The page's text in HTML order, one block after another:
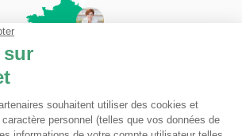
Pharmacie du Bizet
Licence ARS : 590009874
Licence Ordinale : 126921
49 boulevard Bizet